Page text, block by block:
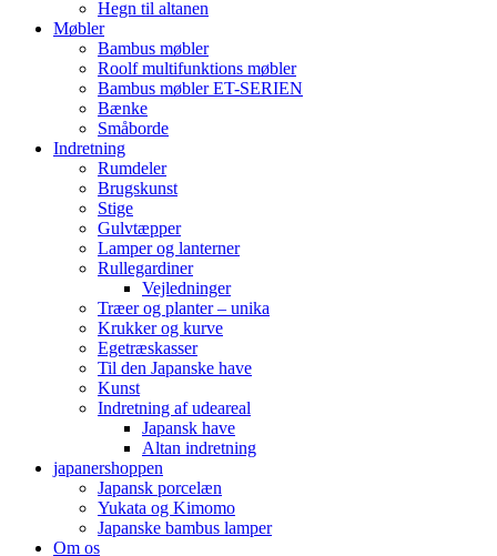
Hegn til altanen
Møbler
Bambus møbler
Roolf multifunktions møbler
Bambus møbler ET-SERIEN
Bænke
Småborde
Indretning
Rumdeler
Brugskunst
Stige
Gulvtæpper
Lamper og lanterner
Rullegardiner
Vejledninger
Træer og planter – unika
Krukker og kurve
Egetræskasser
Til den Japanske have
Kunst
Indretning af udeareal
Japansk have
Altan indretning
japanershoppen
Japansk porcelæn
Yukata og Kimomo
Japanske bambus lamper
Om os